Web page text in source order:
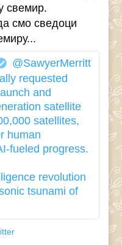
свемир.
смо сведоци
@SawyerMerritt
requested
and
satellite
satellites,
human
fueled progress.
revolution
tsunami of